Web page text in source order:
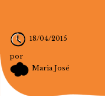
18/04/2015
por
Maria José